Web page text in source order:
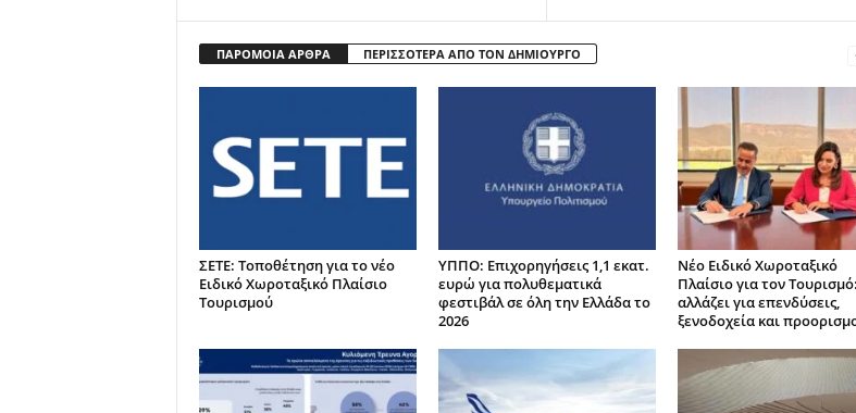
ΠΑΡΟΜΟΙΑ ΑΡΘΡΑ ΠΕΡΙΣΣΟΤΕΡΑ ΑΠΟ ΤΟΝ ΔΗΜΙΟΥΡΓΟ
ΣΕΤΕ: Τοποθέτηση για το νέο
Ειδικό Χωροταξικό Πλαίσιο
Τουρισμού
ΥΠΠΟ: Επιχορηγήσεις 1,1 εκατ.
ευρώ για πολυθεματικά
φεστιβάλ σε όλη την Ελλάδα το
2026
Νέο Ειδικό Χωροταξικό
Πλαίσιο για τον
αλλάζει για επενδύσεις,
ξενοδοχεία και